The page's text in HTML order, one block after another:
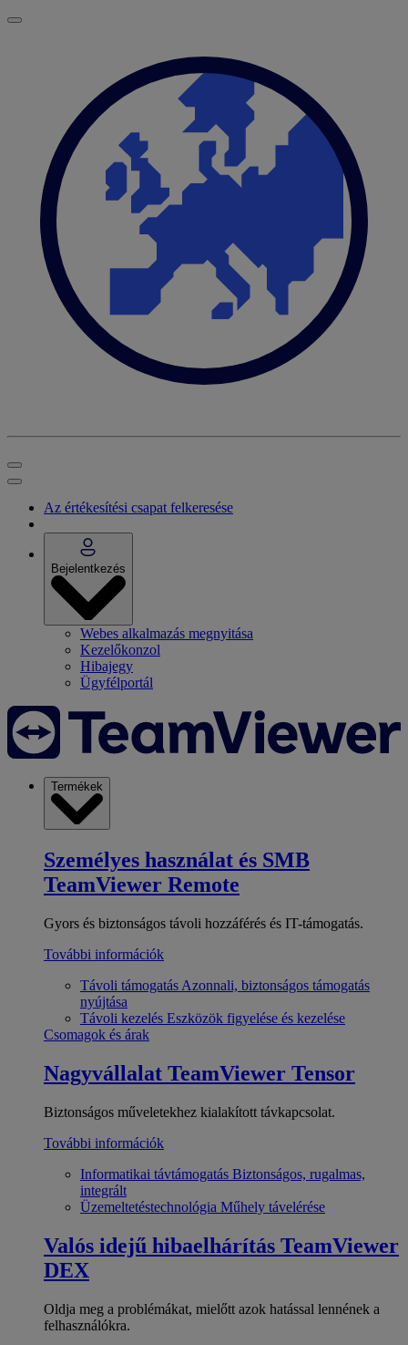
Az értékesítési csapat felkeresése
Bejelentkezés
Webes alkalmazás megnyitása
Kezelőkonzol
Hibajegy
Ügyfélportál
Termékek
Személyes használat és SMB
TeamViewer Remote
Gyors és biztonságos távoli hozzáférés és IT-támogatás.
További információk
Távoli támogatás Azonnali, biztonságos támogatás
nyújtása
Távoli kezelés Eszközök figyelése és kezelése
Csomagok és árak
Nagyvállalat TeamViewer Tensor
Biztonságos műveletekhez kialakított távkapcsolat.
További információk
Informatikai távtámogatás Biztonságos, rugalmas,
integrált
Üzemeltetéstechnológia Műhely távelérése
Valós idejű hibaelhárítás TeamViewer
DEX
Oldja meg a problémákat, mielőtt azok hatással lennének a
felhasználókra.